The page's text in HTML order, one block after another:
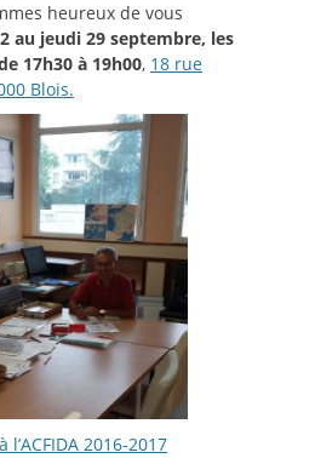
heureux de vous
au jeudi 29 septembre, les
17h30 à 19h00, 18 rue
Blois.
2016-2017